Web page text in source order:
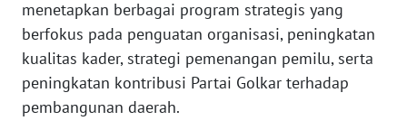
menetapkan berbagai program strategis yang
berfokus pada penguatan organisasi, peningkatan
kualitas kader, strategi pemenangan pemilu, serta
peningkatan kontribusi Partai Golkar terhadap
pembangunan daerah.
SULBAR
WN
BABEL